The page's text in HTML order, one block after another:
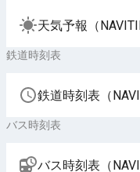
天気予報（
鉄道時刻表
鉄道時刻表（
バス時刻表
バス時刻表（